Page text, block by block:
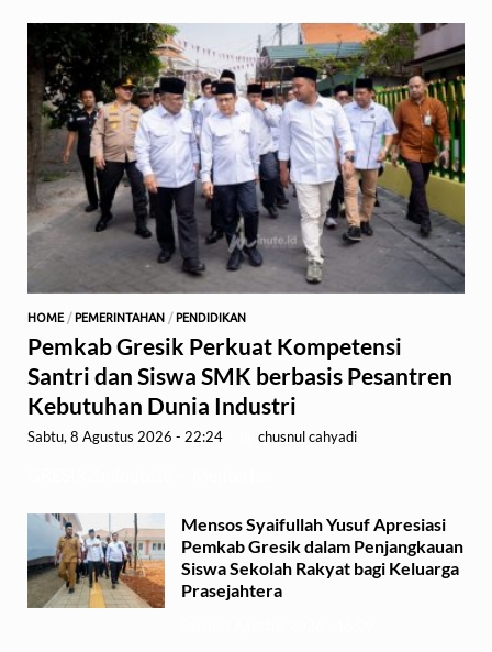
HOME /PEMERINTAHAN /PENDIDIKAN
Pemkab Gresik Perkuat Kompetensi
Santri dan Siswa SMK berbasis Pesantren
Kebutuhan Dunia Industri
Sabtu, 8 Agustus 2026 - 22:24 chusnul cahyadi
Mensos Syaifullah Yusuf Apresiasi
Pemkab Gresik dalam Penjangkauan
Siswa Sekolah Rakyat bagi Keluarga
Prasejahtera